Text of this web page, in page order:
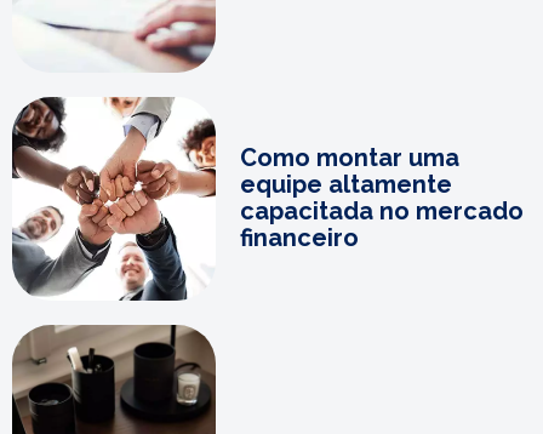
Como montar uma
equipe altamente
capacitada no mercado
financeiro